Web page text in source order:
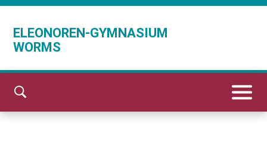
ELEONOREN-GYMNASIUM
WORMS